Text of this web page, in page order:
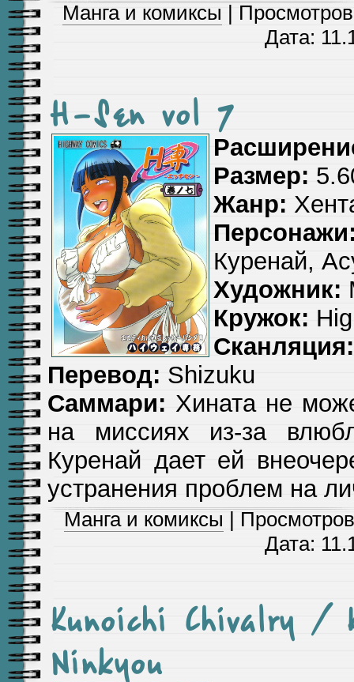
Манга и комиксы |
Дата:
H-Sen vol 7
Размер:
Жанр:
Куренай,
Художник:
Кружок:
Сканляция:
Перевод: Shizuku
Саммари: Хината не
на миссиях из-за
Куренай дает ей
устранения проблем на
Манга и комиксы |
Дата:
Kunoichi Chivalry /
Ninkyou